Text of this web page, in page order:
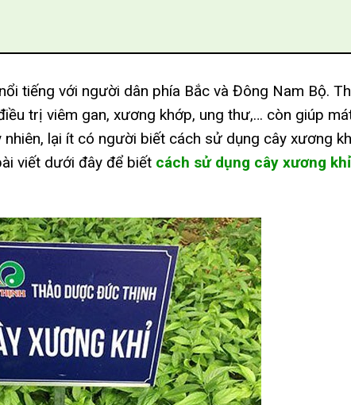
tiếng với người dân phía Bắc và Đông Nam Bộ.
trị viêm gan, xương khớp, ung thư,… còn giúp
nhiên, lại ít có người biết cách sử dụng cây xương
viết dưới đây để biết cách sử dụng cây xương khỉ